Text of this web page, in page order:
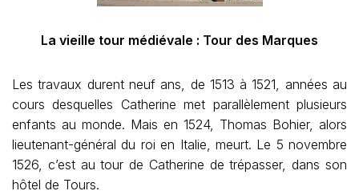
La vieille tour médiévale : Tour des Marques
Les travaux durent neuf ans, de 1513 à 1521, années au
cours desquelles Catherine met parallèlement plusieurs
enfants au monde. Mais en 1524, Thomas Bohier, alors
lieutenant-général du roi en Italie, meurt. Le 5 novembre
1526, c’est au tour de Catherine de trépasser, dans son
hôtel de Tours.